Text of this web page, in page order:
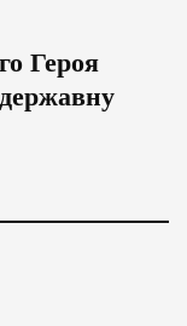
Героя